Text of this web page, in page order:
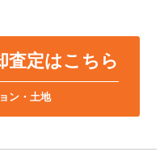
査定はこちら
ン・土地